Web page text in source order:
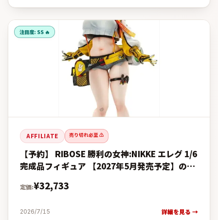
注目度: SS 🔥
AFFILIATE 売り切れ必至 ⚠️
【予約】 RIBOSE 勝利の女神:NIKKE エレグ 1/6
完成品フィギュア 【2027年5月発売予定】の予
定価:¥32,733
2026/7/15 詳細を見る →